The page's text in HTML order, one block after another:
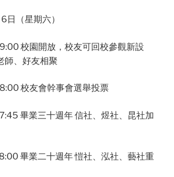
日（星期六）
校園開放，校友可回校參觀新設
師、好友相聚
校友會幹事會選舉投票
畢業三十週年 信社、煜社、昆社加
畢業二十週年 愷社、泓社、藝社重